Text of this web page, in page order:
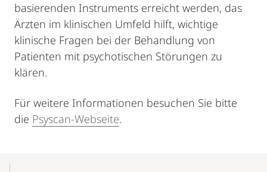
basierenden Instruments erreicht werden, das
Ärzten im klinischen Umfeld hilft, wichtige
klinische Fragen bei der Behandlung von
Patienten mit psychotischen Störungen zu
klären.
Für weitere Informationen besuchen Sie bitte
die Psyscan-Webseite.